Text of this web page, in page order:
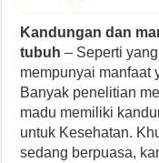
Kandungan dan
tubuh – Seperti
mempunyai manfaat
Banyak penelitian
madu memiliki
untuk Kesehatan.
sedang berpuasa,